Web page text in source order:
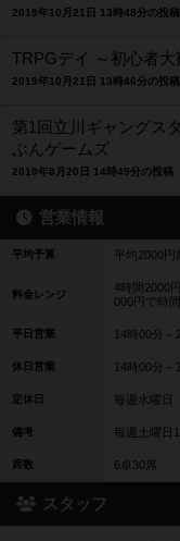
2019年10月21日 13時48分の投稿
TRPGデイ ～初心者大
2019年10月21日 13時46分の投稿
第1回立川ギャングス
ぶんゲームズ
2019年8月20日 14時49分の投稿
営業情報
平均予算 平均2000円
料金レンジ
4時間2000
000円で時
平日営業 14時00分～
休日営業 14時00分～
定休日 毎週水曜日
備考 毎週土曜日
席数 6卓30席
スタッフ